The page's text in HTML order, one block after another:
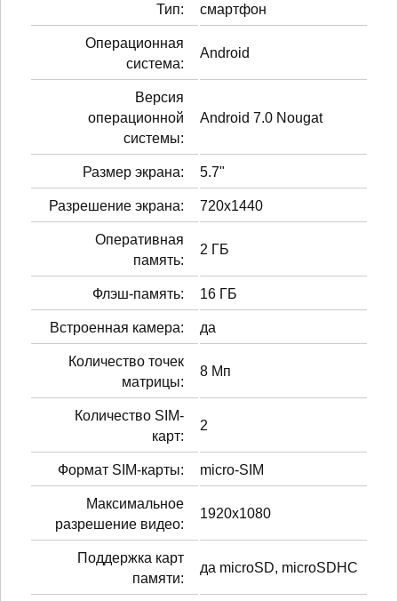
Тип: смартфон
Операционная
система:
Android
Версия
операционной
системы:
Android 7.0 Nougat
Размер экрана: 5.7"
Разрешение экрана: 720x1440
Оперативная
память:
2 ГБ
Флэш-память: 16 ГБ
Встроенная камера: да
Количество точек
матрицы:
8 Мп
Количество SIM-
карт:
2
Формат SIM-карты: micro-SIM
Максимальное
разрешение видео:
1920x1080
Поддержка карт
памяти:
да microSD, microSDHC